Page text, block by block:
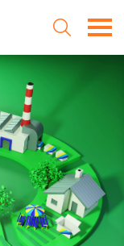
Abrir a